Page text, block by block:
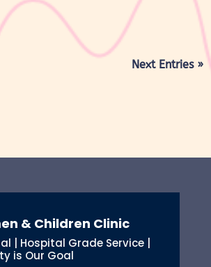
Next Entries »
& Children Clinic
| Hospital Grade Service |
is Our Goal